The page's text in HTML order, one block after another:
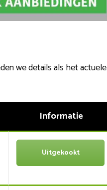
we details als het actuele
Informatie
Uitgekookt